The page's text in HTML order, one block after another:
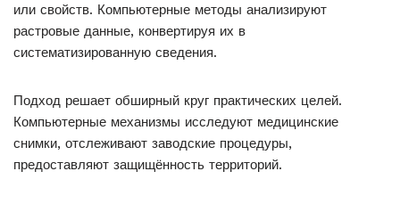
или свойств. Компьютерные методы анализируют
растровые данные, конвертируя их в
систематизированную сведения.
Подход решает обширный круг практических целей.
Компьютерные механизмы исследуют медицинские
снимки, отслеживают заводские процедуры,
предоставляют защищённость территорий.